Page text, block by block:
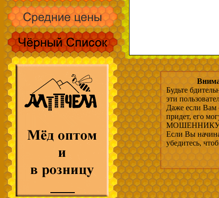
Будьте
эти
Даже если Вам
придет, его
МОШЕННИКУ,
Если Вы
убедитесь,